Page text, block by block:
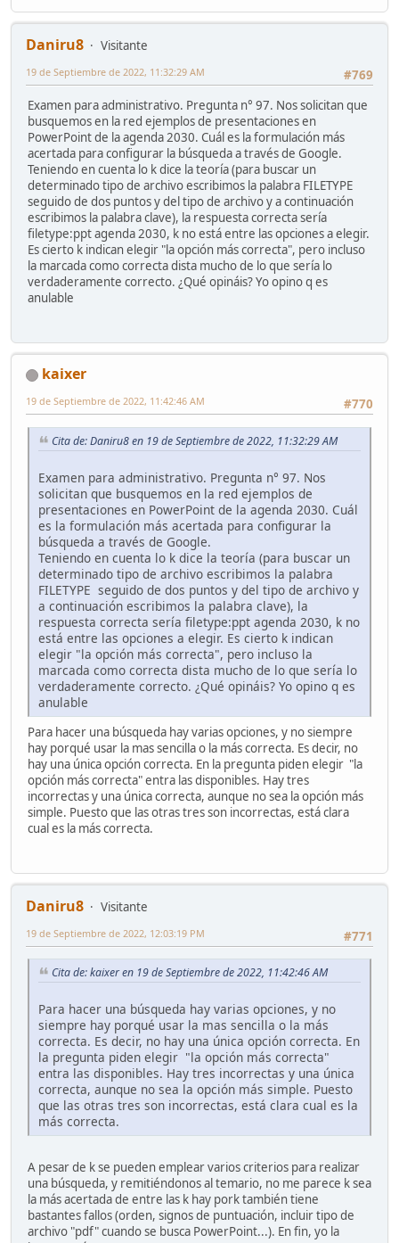
Daniru8
Visitante
#769
19 de Septiembre de 2022, 11:32:29 AM
Examen para administrativo. Pregunta n° 97. Nos solicitan que
busquemos en la red ejemplos de presentaciones en
PowerPoint de la agenda 2030. Cuál es la formulación más
acertada para configurar la búsqueda a través de Google.
Teniendo en cuenta lo k dice la teoría (para buscar un
determinado tipo de archivo escribimos la palabra FILETYPE
seguido de dos puntos y del tipo de archivo y a continuación
escribimos la palabra clave), la respuesta correcta sería
filetype:ppt agenda 2030, k no está entre las opciones a elegir.
Es cierto k indican elegir "la opción más correcta", pero incluso
la marcada como correcta dista mucho de lo que sería lo
verdaderamente correcto. ¿Qué opináis? Yo opino q es
anulable
kaixer
#770
19 de Septiembre de 2022, 11:42:46 AM
Cita de: Daniru8 en 19 de Septiembre de 2022, 11:32:29 AM
Examen para administrativo. Pregunta n° 97. Nos
solicitan que busquemos en la red ejemplos de
presentaciones en PowerPoint de la agenda 2030. Cuál
es la formulación más acertada para configurar la
búsqueda a través de Google.
Teniendo en cuenta lo k dice la teoría (para buscar un
determinado tipo de archivo escribimos la palabra
FILETYPE seguido de dos puntos y del tipo de archivo y
a continuación escribimos la palabra clave), la
respuesta correcta sería filetype:ppt agenda 2030, k no
está entre las opciones a elegir. Es cierto k indican
elegir "la opción más correcta", pero incluso la
marcada como correcta dista mucho de lo que sería lo
verdaderamente correcto. ¿Qué opináis? Yo opino q es
anulable
Para hacer una búsqueda hay varias opciones, y no siempre
hay porqué usar la mas sencilla o la más correcta. Es decir, no
hay una única opción correcta. En la pregunta piden elegir "la
opción más correcta" entra las disponibles. Hay tres
incorrectas y una única correcta, aunque no sea la opción más
simple. Puesto que las otras tres son incorrectas, está clara
cual es la más correcta.
Daniru8
Visitante
#771
19 de Septiembre de 2022, 12:03:19 PM
Cita de: kaixer en 19 de Septiembre de 2022, 11:42:46 AM
Para hacer una búsqueda hay varias opciones, y no
siempre hay porqué usar la mas sencilla o la más
correcta. Es decir, no hay una única opción correcta. En
la pregunta piden elegir "la opción más correcta"
entra las disponibles. Hay tres incorrectas y una única
correcta, aunque no sea la opción más simple. Puesto
que las otras tres son incorrectas, está clara cual es la
más correcta.
A pesar de k se pueden emplear varios criterios para realizar
una búsqueda, y remitiéndonos al temario, no me parece k sea
la más acertada de entre las k hay pork también tiene
bastantes fallos (orden, signos de puntuación, incluir tipo de
archivo "pdf" cuando se busca PowerPoint...). En fin, yo la